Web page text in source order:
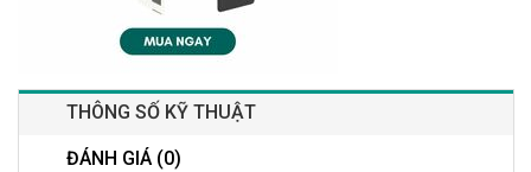
THÔNG SỐ KỸ THUẬT
ĐÁNH GIÁ (0)